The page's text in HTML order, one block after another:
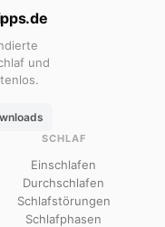
und
SCHLAF
Einschlafen
Durchschlafen
Schlafstörungen
Schlafphasen